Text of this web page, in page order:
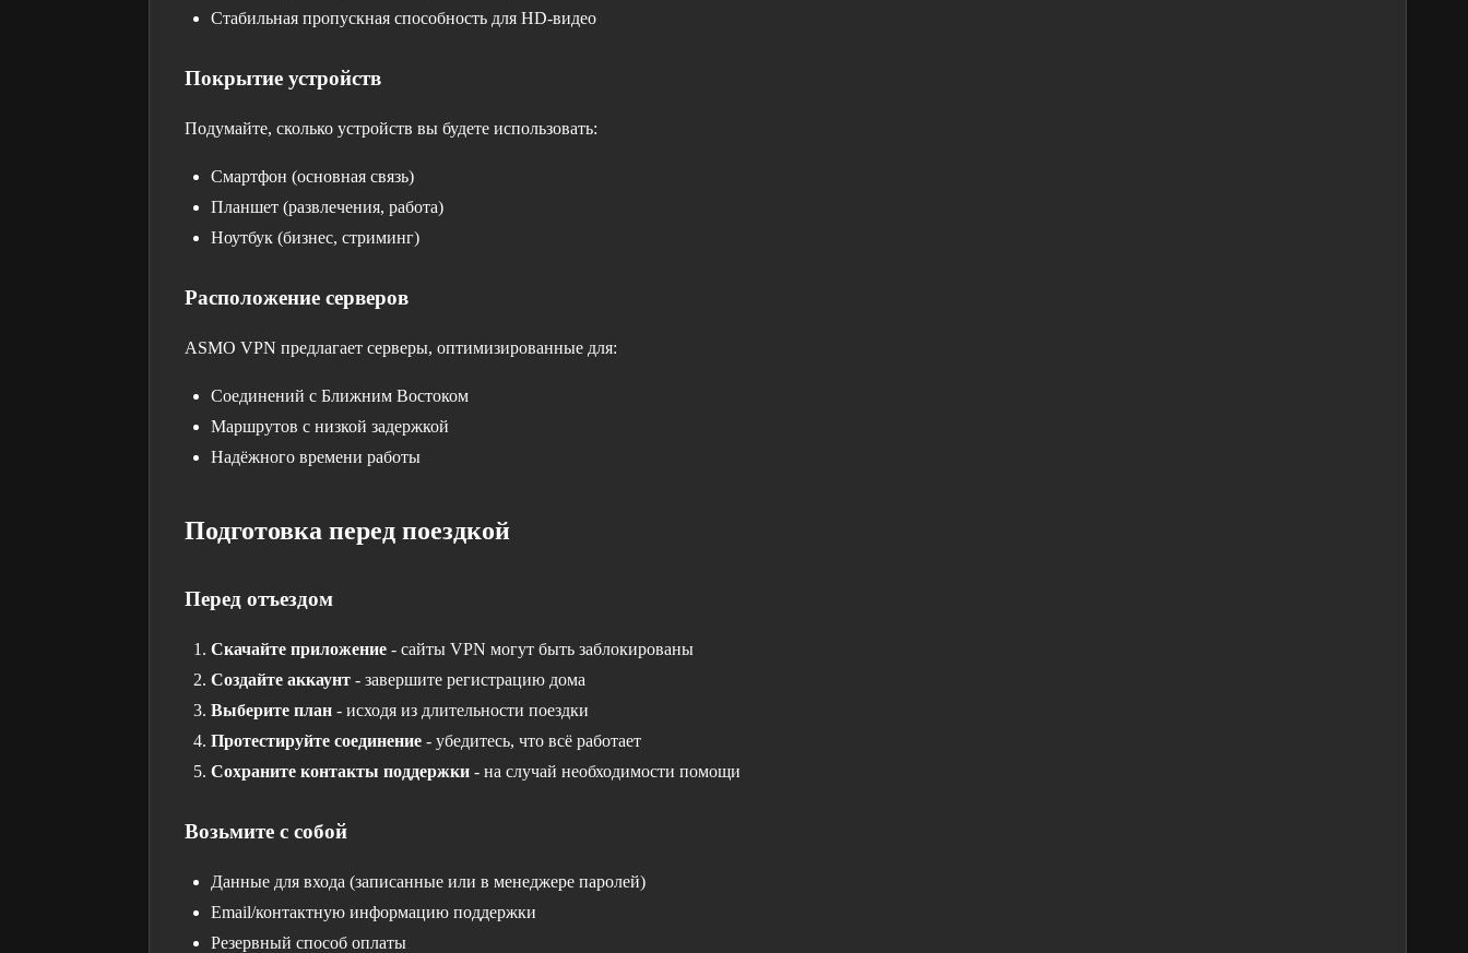
Стабильная пропускная способность для HD-видео
Покрытие устройств
Подумайте, сколько устройств вы будете использовать:
Смартфон (основная связь)
Планшет (развлечения, работа)
Ноутбук (бизнес, стриминг)
Расположение серверов
ASMO VPN предлагает серверы, оптимизированные для:
Соединений с Ближним Востоком
Маршрутов с низкой задержкой
Надёжного времени работы
Подготовка перед поездкой
Перед отъездом
Скачайте приложение - сайты VPN могут быть заблокированы
Создайте аккаунт - завершите регистрацию дома
Выберите план - исходя из длительности поездки
Протестируйте соединение - убедитесь, что всё работает
Сохраните контакты поддержки - на случай необходимости помощи
Возьмите с собой
Данные для входа (записанные или в менеджере паролей)
Email/контактную информацию поддержки
Резервный способ оплаты